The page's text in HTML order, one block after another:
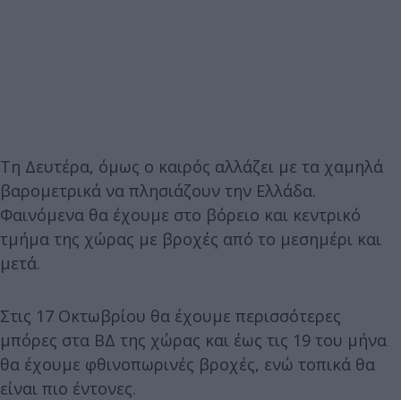
Τη Δευτέρα, όμως ο καιρός αλλάζει με τα χαμηλά
βαρομετρικά να πλησιάζουν την Ελλάδα.
Φαινόμενα θα έχουμε στο βόρειο και κεντρικό
τμήμα της χώρας με βροχές από το μεσημέρι και
μετά.
Στις 17 Οκτωβρίου θα έχουμε περισσότερες
μπόρες στα ΒΔ της χώρας και έως τις 19 του μήνα
θα έχουμε φθινοπωρινές βροχές, ενώ τοπικά θα
είναι πιο έντονες.